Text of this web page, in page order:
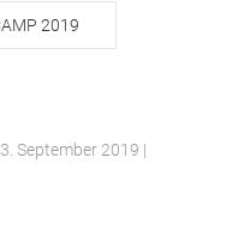
2019
September 2019 |